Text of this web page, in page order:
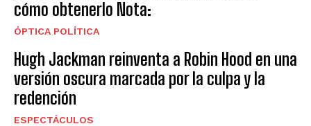
cómo obtenerlo Nota:
ÓPTICA POLÍTICA
Hugh Jackman reinventa a Robin Hood en una
versión oscura marcada por la culpa y la
redención
ESPECTÁCULOS